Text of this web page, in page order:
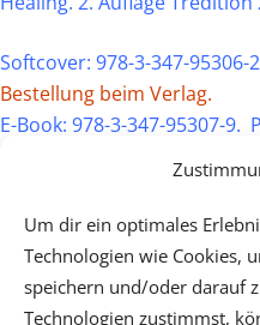
Um dir ein optimales
Technologien wie Cookies,
speichern und/oder darauf
Technologien zustimmst,
Softcover: 978-3-347-95306-
Bestellung beim Verlag.
E-Book: 978-3-347-95307-9.
Bei allen anderen Bücher